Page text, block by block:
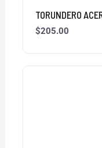
TORUNDERO
$205.00